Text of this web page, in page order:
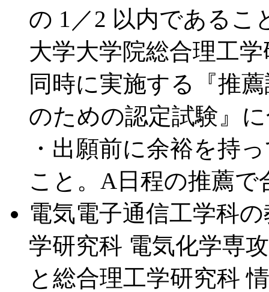
の 1／2 以内であるこ
大学大学院総合理工
同時に実施する『推
のための認定試験』
・出願前に余裕を持
こと。A日程の推薦
電気電子通信工学科
学研究科 電気化学専
と総合理工学研究科